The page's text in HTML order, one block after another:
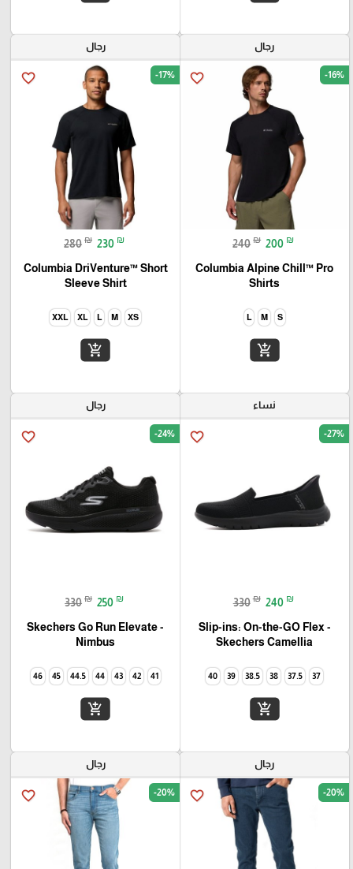
رجال
favorite_border -16%
240 ₪ 200 ₪
Columbia Alpine Chill™ Pro
Shirts
S
M
L
add_shopping_cart
رجال
favorite_border -17%
280 ₪ 230 ₪
Columbia DriVenture™ Short
Sleeve Shirt
XS
M
L
XL
XXL
add_shopping_cart
نساء
favorite_border -27%
330 ₪ 240 ₪
Slip-ins: On-the-GO Flex -
Camellia‏ Skechers
37
37.5
38
38.5
39
40
add_shopping_cart
رجال
favorite_border -24%
330 ₪ 250 ₪
Skechers Go Run Elevate -
Nimbus
41
42
43
44
44.5
45
46
add_shopping_cart
رجال
favorite_border -20%
رجال
favorite_border -20%